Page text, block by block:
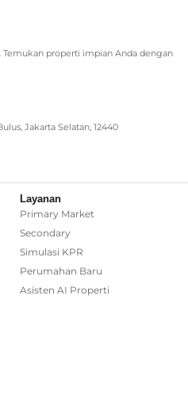
properti impian Anda dengan
Jakarta Selatan, 12440
Layanan
Primary Market
Secondary
Simulasi KPR
Perumahan Baru
Asisten AI Properti